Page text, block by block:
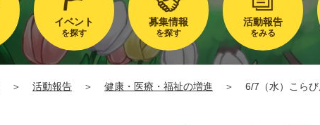
イベント
を探す
募集情報
を探す
活動報告
をみる
＞ 活動報告 ＞ 健康・医療・福祉の増進 ＞ 6/7（水）こら